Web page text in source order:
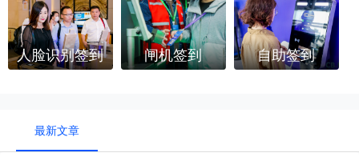
人脸识别签到 闸机签到 自助签到
最新文章